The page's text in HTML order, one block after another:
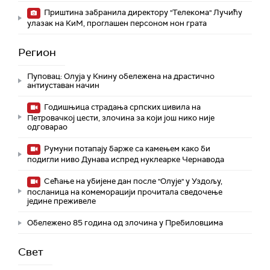
Приштина забранила директору "Телекома" Лучићу
улазак на КиМ, проглашен персоном нон грата
Регион
Пуповац: Олуја у Книну обележена на драстично
антиуставан начин
Годишњица страдања српских цивила на
Петровачкој цести, злочина за који још нико није
одговарао
Румуни потапају барже са камењем како би
подигли ниво Дунава испред нуклеарке Чернавода
Сећање на убијене дан после "Олује" у Уздољу,
посланица на комеморацији прочитала сведочење
једине преживеле
Обележено 85 година од злочина у Пребиловцима
Свет